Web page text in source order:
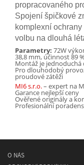
propracovaného
Spojení špičkové
komplexní
volbu na dlouhá
Parametry: 72W
38,8 mm, účinnost 89
Montáž je
Pro dlouhodobý
proudové zátěži
MI6 s.r.o.– expert na
Garance nejlepší ceny
Ověřené originály a
Profesionální
O NÁS